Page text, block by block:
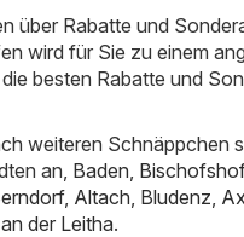
über Rabatte und
wird für Sie zu einem
besten Rabatte und
weiteren Schnäppchen
an, Baden
, Altach Bludenz
der Leitha.